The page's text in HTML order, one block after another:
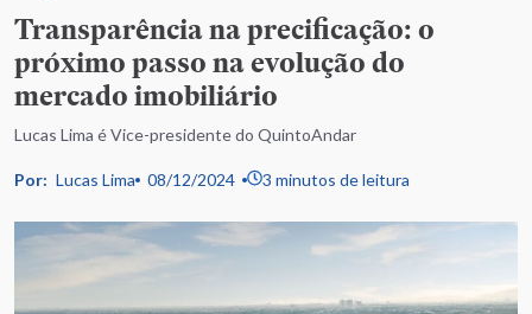
Transparência na precificação: o
próximo passo na evolução do
mercado imobiliário
Lucas Lima é Vice-presidente do QuintoAndar
Por: Lucas Lima 08/12/2024 3 minutos de leitura